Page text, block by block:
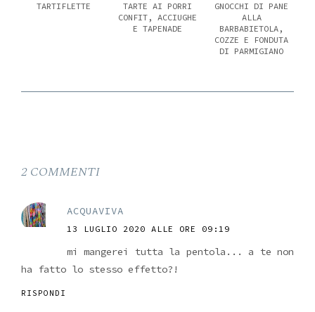
TARTIFLETTE
TARTE AI PORRI
CONFIT, ACCIUGHE
E TAPENADE
GNOCCHI DI PANE
ALLA
BARBABIETOLA,
COZZE E FONDUTA
DI PARMIGIANO
2 COMMENTI
ACQUAVIVA
13 LUGLIO 2020 ALLE ORE 09:19
mi mangerei tutta la pentola... a te non
ha fatto lo stesso effetto?!
RISPONDI